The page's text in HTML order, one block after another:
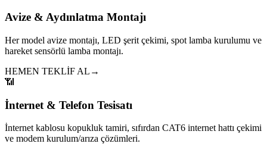
Avize & Aydınlatma Montajı
Her model avize montajı, LED şerit çekimi, spot lamba kurulumu ve
hareket sensörlü lamba montajı.
HEMEN TEKLİF AL →
📶
İnternet & Telefon Tesisatı
İnternet kablosu kopukluk tamiri, sıfırdan CAT6 internet hattı çekimi
ve modem kurulum/arıza çözümleri.